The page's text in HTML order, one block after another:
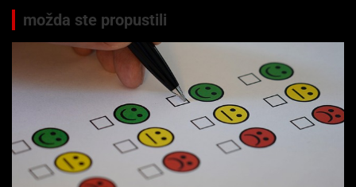
možda ste propustili